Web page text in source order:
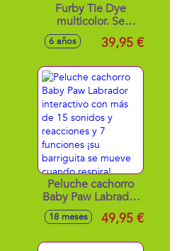
Furby Tie Dye
multicolor. Se
mueve,habla,canta,se
ilumina e incluso
con mas de 600
reacciones
.12,7x22,9x22,9 cm
6 años 39,95 €
Peluche cachorro
Baby Paw Labrador
interactivo con más
de 15 sonidos y
18 meses 49,95 €